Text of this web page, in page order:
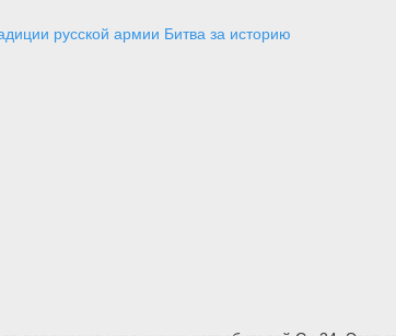
русской армии Битва за историю